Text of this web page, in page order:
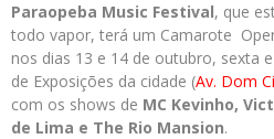
Paraopeba Music Festival, que
todo vapor, terá um Camarote
nos dias 13 e 14 de outubro, sexta
de Exposições da cidade (Av. Dom
com os shows de MC Kevinho,
de Lima e The Rio Mansion.